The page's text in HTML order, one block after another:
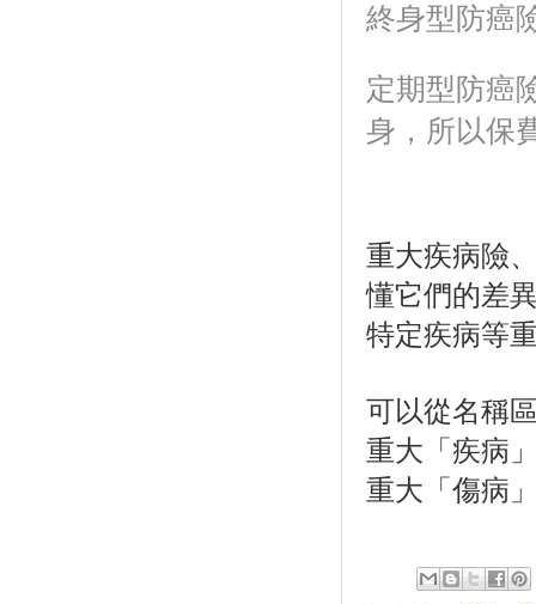
終身型防癌
定期型防癌
身，所以保
重大疾病險
懂它們的差
特定疾病等
可以從名稱
重大「疾病
重大「傷病